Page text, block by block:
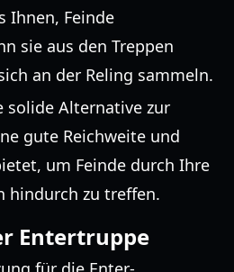
Ihnen, Feinde
sie aus den Treppen
an der Reling sammeln.
solide Alternative zur
gute Reichweite und
um Feinde durch Ihre
hindurch zu treffen.
Entertruppe